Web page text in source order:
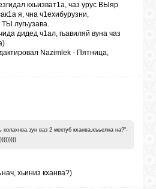
кхьизват1а, чаз урус ВЫяр
я, чна ч1ехибурузни,
лугьузава.
дидед ч1ал, гьавиляй вуна чаз
Nazimlek - Пятница,
колахнва,зун ваз 2 мектуб кханва,къьелна на?"-
хьиниз кханва?)